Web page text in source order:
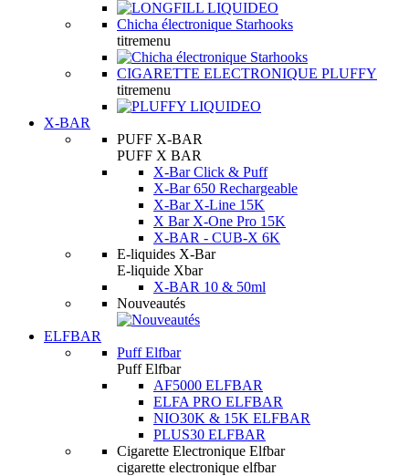
Chicha électronique Starhooks
titremenu
CIGARETTE ELECTRONIQUE PLUFFY
titremenu
X-BAR
PUFF X-BAR
PUFF X BAR
X-Bar Click & Puff
X-Bar 650 Rechargeable
X-Bar X-Line 15K
X Bar X-One Pro 15K
X-BAR - CUB-X 6K
E-liquides X-Bar
E-liquide Xbar
X-BAR 10 & 50ml
Nouveautés
ELFBAR
Puff Elfbar
Puff Elfbar
AF5000 ELFBAR
ELFA PRO ELFBAR
NIO30K & 15K ELFBAR
PLUS30 ELFBAR
Cigarette Electronique Elfbar
cigarette electronique elfbar